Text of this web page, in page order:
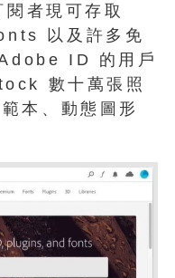
者現可存取
以及許多免
ID 的用戶
數十萬張照
本、動態圖形